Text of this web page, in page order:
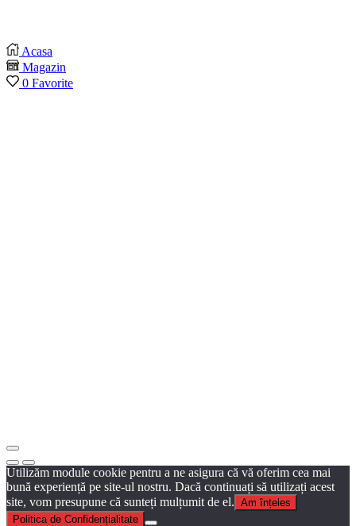
Acasa
Magazin
0 Favorite
Utilizăm module cookie pentru a ne asigura că vă oferim cea mai
bună experiență pe site-ul nostru. Dacă continuați să utilizați acest
site, vom presupune că sunteți mulțumit de el. Am înțeles
Politica de Confidențialitate